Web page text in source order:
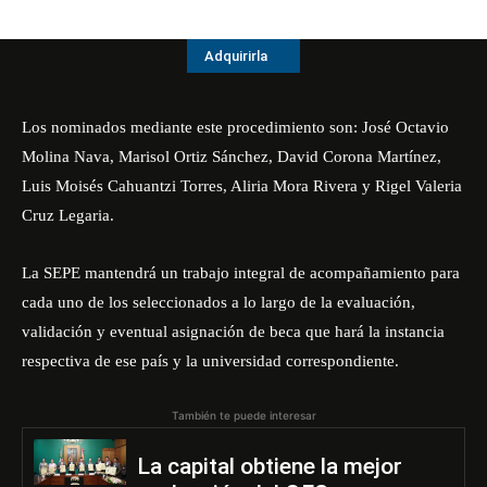
Adquirirla
Los nominados mediante este procedimiento son: José Octavio
Molina Nava, Marisol Ortiz Sánchez, David Corona Martínez,
Luis Moisés Cahuantzi Torres, Aliria Mora Rivera y Rigel Valeria
Cruz Legaria.
La SEPE mantendrá un trabajo integral de acompañamiento para
cada uno de los seleccionados a lo largo de la evaluación,
validación y eventual asignación de beca que hará la instancia
respectiva de ese país y la universidad correspondiente.
También te puede interesar
La capital obtiene la mejor